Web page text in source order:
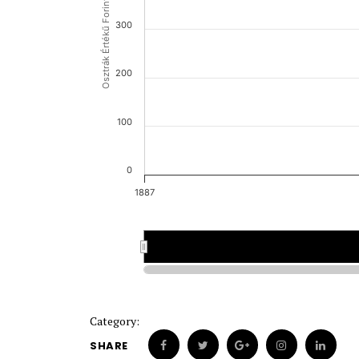
Osztrák Értékű Forint (OEF)
1887
0
100
200
300
Category:
SHARE